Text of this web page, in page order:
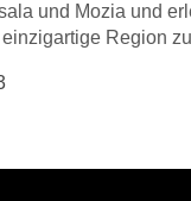
und Mozia und
Region